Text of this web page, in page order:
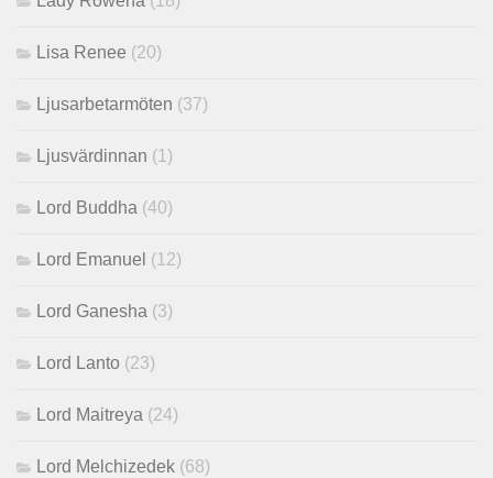
Lisa Renee (20)
Ljusarbetarmöten (37)
Ljusvärdinnan (1)
Lord Buddha (40)
Lord Emanuel (12)
Lord Ganesha (3)
Lord Lanto (23)
Lord Maitreya (24)
Lord Melchizedek (68)